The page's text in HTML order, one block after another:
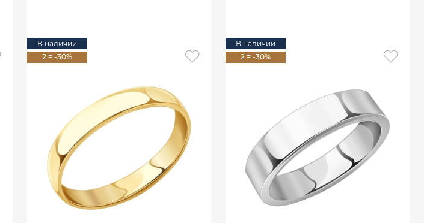
В наличии
2 = -30%
В наличии
2 = -30%